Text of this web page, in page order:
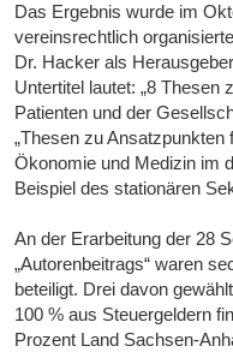
Das Ergebnis wurde im
vereinsrechtlich
Dr. Hacker als
Untertitel lautet: „8 Thesen
Patienten und der
„Thesen zu
Ökonomie und Medizin im
Beispiel des stationären
An der Erarbeitung der 28
„Autorenbeitrags“ waren
beteiligt. Drei davon
100 % aus Steuergeldern
Prozent Land Sachsen-